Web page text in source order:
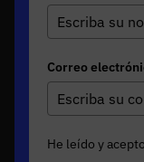
Correo
He leído y